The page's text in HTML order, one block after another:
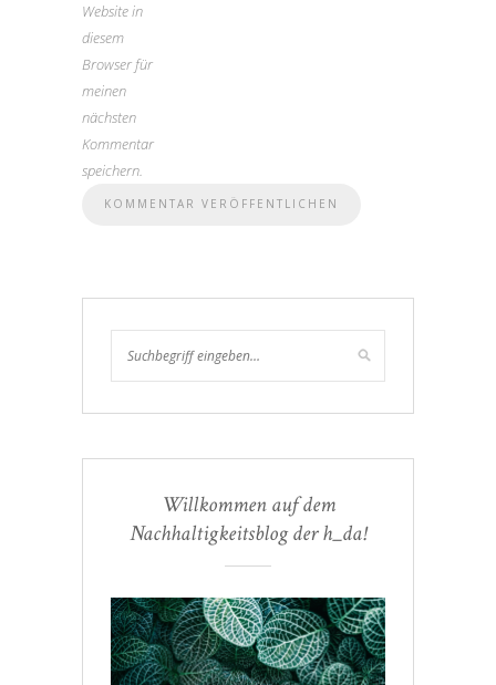
Website in
diesem
Browser für
meinen
nächsten
Kommentar
speichern.
Willkommen auf dem
Nachhaltigkeitsblog der h_da!